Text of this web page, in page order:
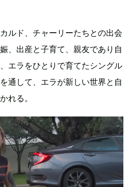
ルド、チャーリーたちとの出会
、出産と子育て、親友であり自
エラをひとりで育てたシングル
通して、エラが新しい世界と自
れる。